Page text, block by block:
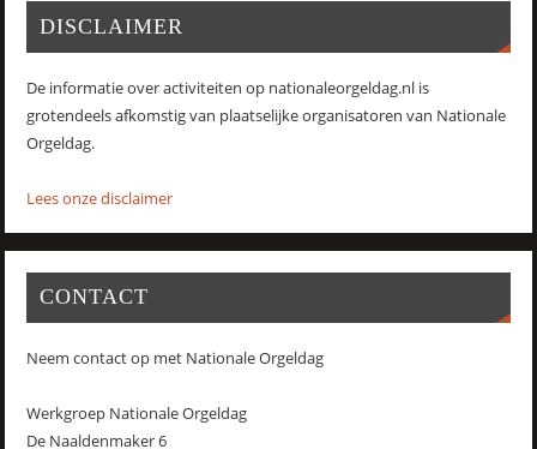
DISCLAIMER
De informatie over activiteiten op nationaleorgeldag.nl is
grotendeels afkomstig van plaatselijke organisatoren van Nationale
Orgeldag.
Lees onze disclaimer
CONTACT
Neem contact op met Nationale Orgeldag
Werkgroep Nationale Orgeldag
De Naaldenmaker 6